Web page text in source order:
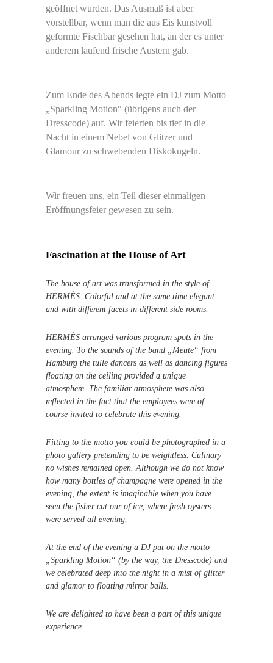
geöffnet wurden. Das Ausmaß ist aber
vorstellbar, wenn man die aus Eis kunstvoll
geformte Fischbar gesehen hat, an der es unter
anderem laufend frische Austern gab.
Zum Ende des Abends legte ein DJ zum Motto
„Sparkling Motion“ (übrigens auch der
Dresscode) auf. Wir feierten bis tief in die
Nacht in einem Nebel von Glitzer und
Glamour zu schwebenden Diskokugeln.
Wir freuen uns, ein Teil dieser einmaligen
Eröffnungsfeier gewesen zu sein.
Fascination at the House of Art
The house of art was transformed in the style of
HERMÈS. Colorful and at the same time elegant
and with different facets in different side rooms.
HERMÈS arranged various program spots in the
evening. To the sounds of the band „Meute“ from
Hamburg the tulle dancers as well as dancing figures
floating on the ceiling provided a unique
atmosphere. The familiar atmosphere was also
reflected in the fact that the employees were of
course invited to celebrate this evening.
Fitting to the motto you could be photographed in a
photo gallery pretending to be weightless. Culinary
no wishes remained open. Although we do not know
how many bottles of champagne were opened in the
evening, the extent is imaginable when you have
seen the fisher cut our of ice, where fresh oysters
were served all evening.
At the end of the evening a DJ put on the motto
„Sparkling Motion“ (by the way, the Dresscode) and
we celebrated deep into the night in a mist of glitter
and glamor to floating mirror balls.
We are delighted to have been a part of this unique
experience.